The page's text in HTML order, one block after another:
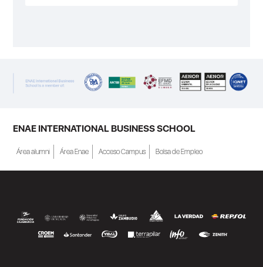
ENAE INTERNATIONAL BUSINESS SCHOOL
Área alumni Área Enae Acceso Campus Bolsa de Empleo